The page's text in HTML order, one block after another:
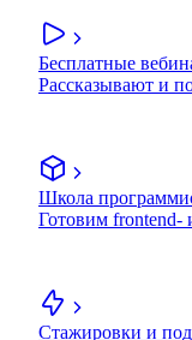
Бесплатные
Рассказывают и
Школа
Готовим frontend-
Стажировки и